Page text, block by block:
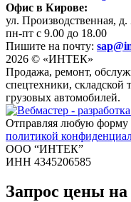
Офис в Кирове:
ул. Производственная, д.
пн-пт с 9.00 до 18.00
Пишите на почту:
2026 © «ИНТЕК»
Продажа, ремонт,
спецтехники, складской
грузовых автомобилей.
Отправляя любую форму
политикой
ООО “ИНТЕК”
ИНН 4345206585
Запрос цены на